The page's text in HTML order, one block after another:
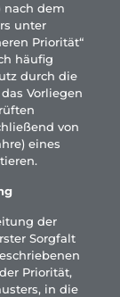
nach dem
unter
Priorität“
häufig
durch die
Vorliegen
von
eines
der
Sorgfalt
Priorität,
in die